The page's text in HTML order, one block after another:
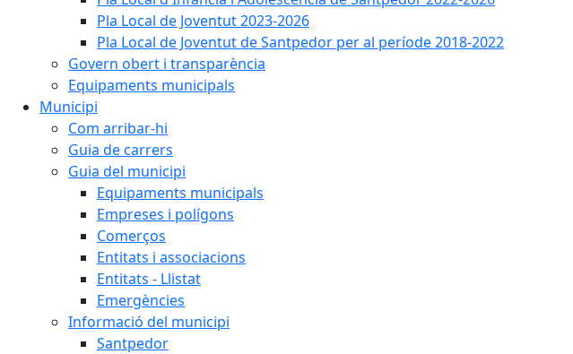
Pla Local de Joventut 2023-2026
Pla Local de Joventut de Santpedor per al període 2018-2022
Govern obert i transparència
Equipaments municipals
Municipi
Com arribar-hi
Guia de carrers
Guia del municipi
Equipaments municipals
Empreses i polígons
Comerços
Entitats i associacions
Entitats - Llistat
Emergències
Informació del municipi
Santpedor